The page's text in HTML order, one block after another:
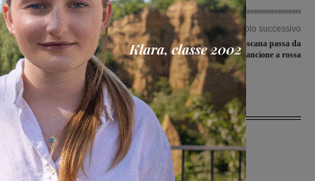
Articolo precedente
Sfida di cartello per la Bruschi
Basket, a San Giovanni arrivano le
fiorentine del Palaghiaccio
Articolo successivo
Coronavirus, la Toscana passa da
regione arancione a rossa
Ultime Notizie